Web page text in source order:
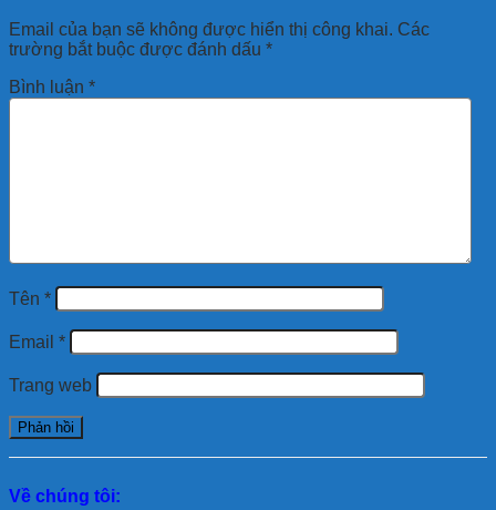
Email của bạn sẽ không được hiển thị công khai. Các
trường bắt buộc được đánh dấu *
Bình luận *
Tên *
Email *
Trang web
Về chúng tôi: